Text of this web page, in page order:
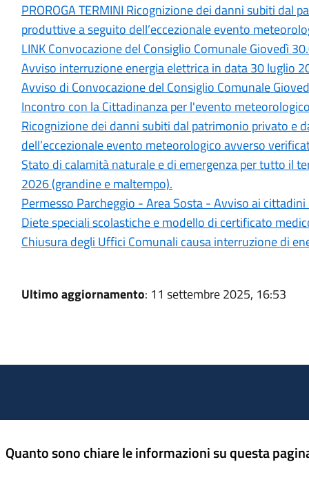
PROROGA TERMINI Ricognizione dei danni subiti
produttive a seguito dell’eccezionale evento
LINK Convocazione del Consiglio Comunale Giovedì
Avviso interruzione energia elettrica in data 30 luglio
Avviso di Convocazione del Consiglio Comunale
Incontro con la Cittadinanza per l'evento
Ricognizione dei danni subiti dal patrimonio privato e
dell’eccezionale evento meteorologico avverso
Stato di calamità naturale e di emergenza per tutto il
2026 (grandine e maltempo).
Permesso Parcheggio - Area Sosta - Avviso ai
Diete speciali scolastiche e modello di certificato
Chiusura degli Uffici Comunali causa interruzione di
Ultimo aggiornamento: 11 settembre 2025, 16:53
Quanto sono chiare le informazioni su questa